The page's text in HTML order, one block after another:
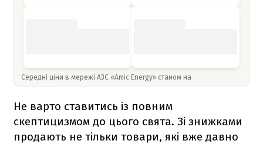
Середні ціни в мережі АЗС «Amic Energy» станом на
Не варто ставитись із повним
скептицизмом до цього свята. Зі знижками
продають не тільки товари, які вже давно